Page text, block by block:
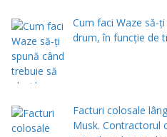
Cum faci Waze să-
drum, în funcție de
Facturi colosale
Musk. Contractorul